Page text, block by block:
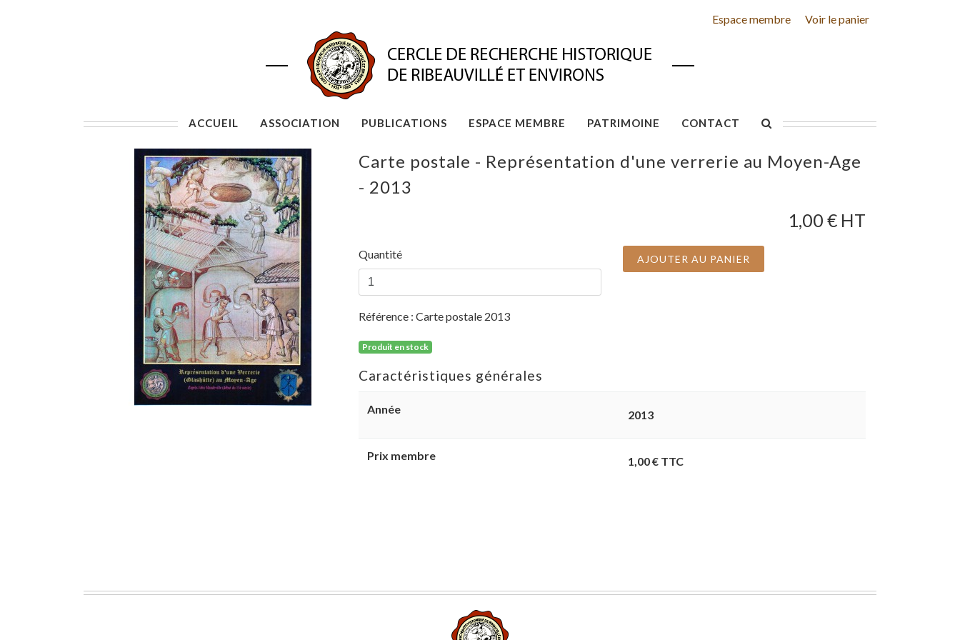
Espace membre Voir le panier
ACCUEIL ASSOCIATION PUBLICATIONS ESPACE MEMBRE PATRIMOINE CONTACT
Carte postale - Représentation d'une verrerie au Moyen-Age
- 2013
1,00 € HT
Quantité AJOUTER AU PANIER
Référence : Carte postale 2013
Produit en stock
Caractéristiques générales
Année 2013
Prix membre 1,00 € TTC